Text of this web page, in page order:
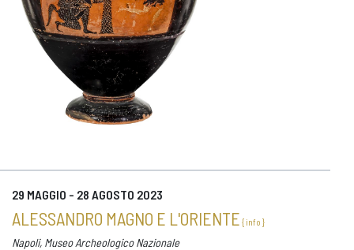
29 MAGGIO - 28 AGOSTO 2023
ALESSANDRO MAGNO E L'ORIENTE { info }
Napoli, Museo Archeologico Nazionale